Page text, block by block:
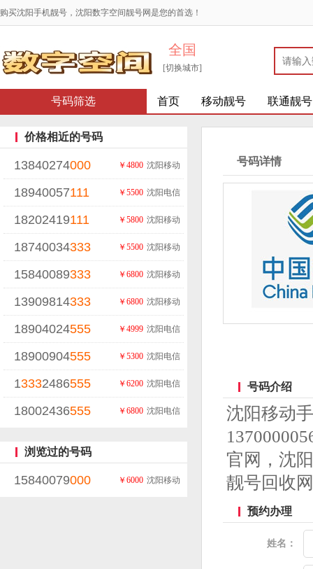
购买沈阳手机靓号，沈阳数字空间靓号网是您的首选！
全国
[切换城市]
号码筛选 首页 移动靓号 联通靓号
价格相近的号码
13840274000 沈阳移动
￥4800
18940057111 沈阳电信
￥5500
18202419111 沈阳移动
￥5800
18740034333 沈阳移动
￥5500
15840089333 沈阳移动
￥6800
13909814333 沈阳移动
￥6800
18904024555 沈阳电信
￥4999
18900904555 沈阳电信
￥5300
13332486555 沈阳电信
￥6200
18002436555 沈阳电信
￥6800
浏览过的号码
15840079000 沈阳移动
￥6000
号码详情
号码介绍
沈阳移动
官网，沈
靓号回收
预约办理
姓名：